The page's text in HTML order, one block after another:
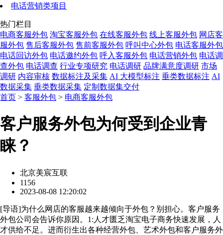
电话营销类项目
热门栏目
电商客服外包 淘宝客服外包 在线客服外包 线上客服外包 网店客
服外包 售后客服外包 售前客服外包 呼叫中心外包 电话客服外包
电话回访外包 电话邀约外包 呼入客服外包 电话营销外包 电话调
查外包 电话调查 行业专项研究 电话调研 品牌满意度调研 市场
调研 内容审核 数据标注及采集 AI 大模型标注 垂类数据标注 AI
数据采集 垂类数据采集 定制数据集交付
首页 > 客服外包 > 电商客服外包
客户服务外包为何受到企业青
睐？
北京美宸互联
1156
2023-08-08 12:20:02
[导语]为什么网店的客服越来越倾向于外包？别担心。客户服务
外包公司会告诉你原因。1:人才匮乏淘宝电子商务快速发展，人
才供给不足。进而衍生出各种经营外包、艺术外包和客户服务外